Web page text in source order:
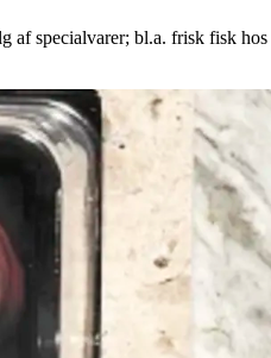
af specialvarer; bl.a. frisk fisk hos